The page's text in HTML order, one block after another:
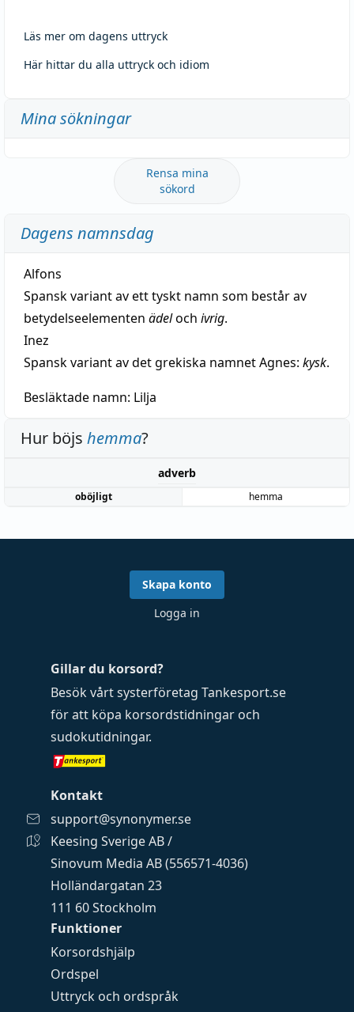
Läs mer om dagens uttryck
Här hittar du alla uttryck och idiom
Mina sökningar
Rensa mina
sökord
Dagens namnsdag
Alfons
Spansk variant av ett tyskt namn som består av
betydelseelementen ädeloch ivrig.
Inez
Spansk variant av det grekiska namnet Agnes: kysk.
Besläktade namn: Lilja
Hur böjs hemma?
adverb
oböjligt hemma
Funktioner
Korsordshjälp
Ordspel
Uttryck och ordspråk
Gillar du korsord?
Besök vårt systerföretag Tankesport.se
för att köpa korsordstidningar och
sudokutidningar.
Kontakt
support@synonymer.se
Keesing Sverige AB /
Sinovum Media AB (556571-4036)
Holländargatan 23
111 60 Stockholm
Skapa konto
Logga in